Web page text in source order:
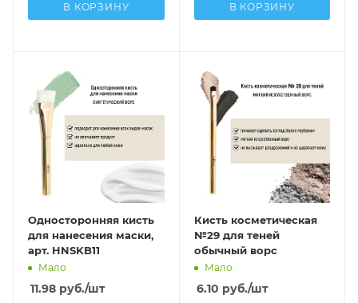
В КОРЗИНУ В КОРЗИНУ
Односторонняя кисть
для нанесения маски,
арт. HNSKB11
Мало
11.98 руб./шт
Кисть косметическая
№29 для теней
обычный ворс
Мало
6.10 руб./шт